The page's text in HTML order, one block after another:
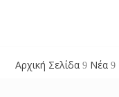
Αρχική Σελίδα 9 Νέα 9